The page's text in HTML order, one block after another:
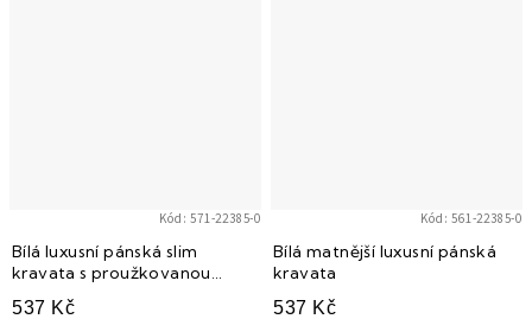
Bílá luxusní pánská slim
kravata s proužkovanou
strukturou
537 Kč
Kód:571-22385-0
Bílá matnější luxusní pánská
kravata
537 Kč
Kód:561-22385-0